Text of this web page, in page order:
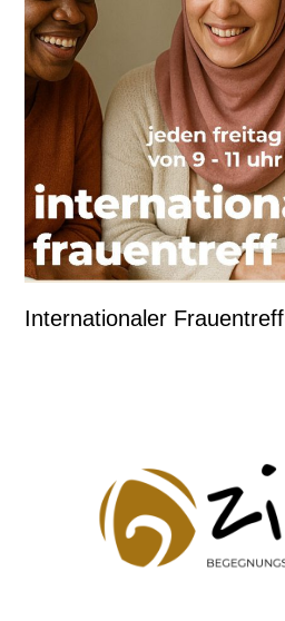
Internationaler Frauentreff